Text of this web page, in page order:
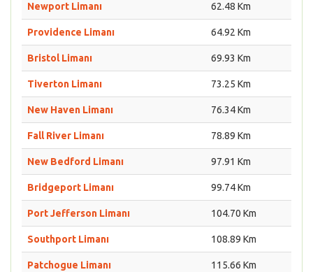
Newport Limanı 62.48 Km
Providence Limanı 64.92 Km
Bristol Limanı 69.93 Km
Tiverton Limanı 73.25 Km
New Haven Limanı 76.34 Km
Fall River Limanı 78.89 Km
New Bedford Limanı 97.91 Km
Bridgeport Limanı 99.74 Km
Port Jefferson Limanı 104.70 Km
Southport Limanı 108.89 Km
Patchogue Limanı 115.66 Km